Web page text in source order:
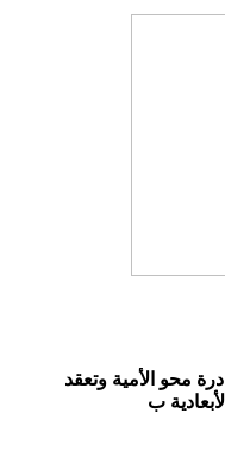
محو الأمية وتعقد